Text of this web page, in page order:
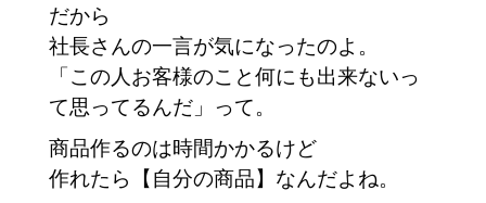
だから
社長さんの一言が気になったのよ。
「この人お客様のこと何にも出来ないっ
て思ってるんだ」って。
商品作るのは時間かかるけど
作れたら【自分の商品】なんだよね。